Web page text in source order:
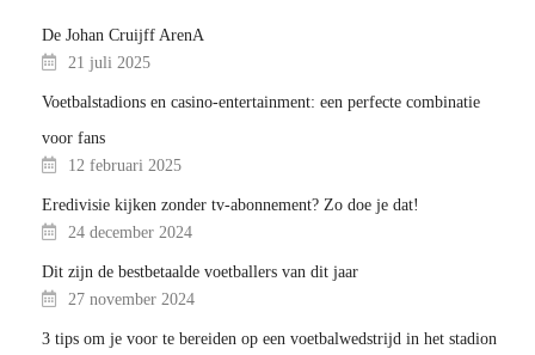
De Johan Cruijff ArenA
21 juli 2025
Voetbalstadions en casino-entertainment: een perfecte combinatie
voor fans
12 februari 2025
Eredivisie kijken zonder tv-abonnement? Zo doe je dat!
24 december 2024
Dit zijn de bestbetaalde voetballers van dit jaar
27 november 2024
3 tips om je voor te bereiden op een voetbalwedstrijd in het stadion